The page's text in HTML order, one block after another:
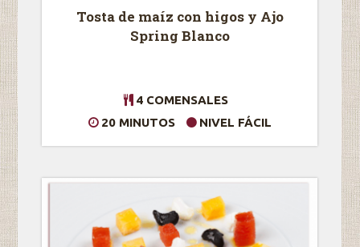
Tosta de maíz con higos y Ajo
Spring Blanco
4 COMENSALES
20 MINUTOS
NIVEL FÁCIL